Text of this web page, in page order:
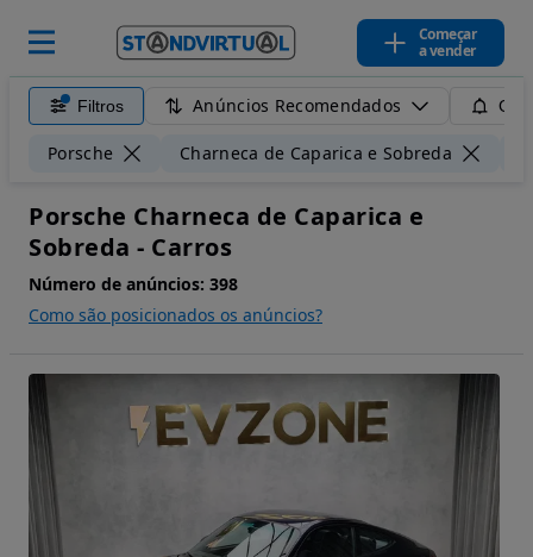
Começar
a vender
Filtros Anúncios Recomendados
Porsche Charneca de Caparica e Sobreda
Porsche Charneca de Caparica e
Sobreda - Carros
Número de anúncios: 398
Como são posicionados os anúncios?